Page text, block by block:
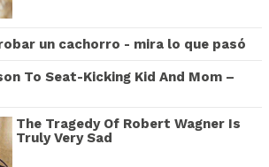
un cachorro - mira lo que pasó
To Seat-Kicking Kid And Mom –
The Tragedy Of Robert Wagner Is
Truly Very Sad